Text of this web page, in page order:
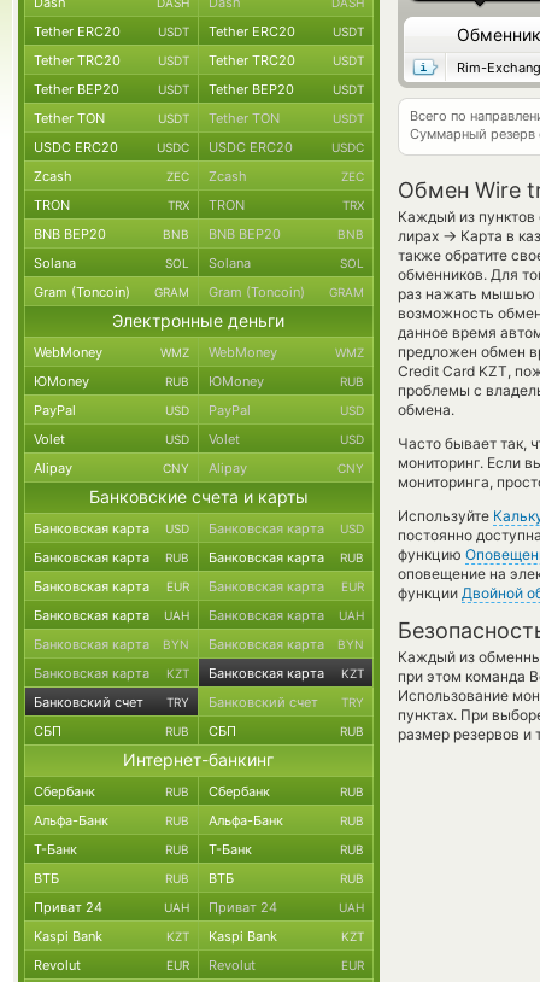
Обменник
Rim-
Всего по
Суммарный резерв
Обмен Wire
Каждый из пунктов
лирах → Карта в
также обратите
обменников. Для
раз нажать мышью
возможность
данное время
предложен обмен
Credit Card KZT,
проблемы с
обмена.
Часто бывает так,
мониторинг. Если
мониторинга,
Используйте
постоянно
функцию
оповещение на
функции Двойной
Каждый из
при этом команда
Использование
пунктах. При
размер резервов и
Tether ERC20 USDT Tether ERC20 USDT
Tether TRC20 USDT Tether TRC20 USDT
Tether BEP20 USDT Tether BEP20 USDT
Tether TON USDT Tether TON USDT
USDC ERC20 USDC USDC ERC20 USDC
Zcash ZEC Zcash ZEC
TRON TRX TRON TRX
BNB BEP20 BNB BNB BEP20 BNB
Solana SOL Solana SOL
Gram (Toncoin) GRAM Gram (Toncoin) GRAM
Электронные деньги
WebMoney WMZ WebMoney WMZ
ЮMoney RUB ЮMoney RUB
PayPal USD PayPal USD
Volet USD Volet USD
Alipay CNY Alipay CNY
Банковские счета и карты
Банковская карта USD Банковская карта USD
Банковская карта RUB Банковская карта RUB
Банковская карта EUR Банковская карта EUR
Банковская карта UAH Банковская карта UAH
Банковская карта BYN Банковская карта BYN
Банковская карта KZT Банковская карта KZT
Банковский счет TRY Банковский счет TRY
СБП RUB СБП RUB
Интернет-банкинг
Сбербанк RUB Сбербанк RUB
Альфа-Банк RUB Альфа-Банк RUB
Т-Банк RUB Т-Банк RUB
ВТБ RUB ВТБ RUB
Приват 24 UAH Приват 24 UAH
Kaspi Bank KZT Kaspi Bank KZT
Revolut EUR Revolut EUR